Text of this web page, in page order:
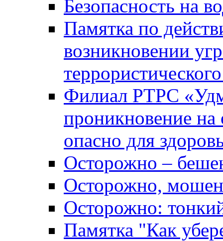
Безопасность на
Памятка по
возникновении
Филиал РТРС
проникновение на
опасно для
Осторожно –
Осторожно,
Осторожно:
Памятка "Как